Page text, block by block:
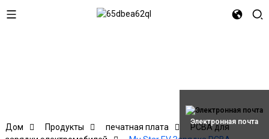
Электронная почта
Дом Продукты печатная плата
PCBA для